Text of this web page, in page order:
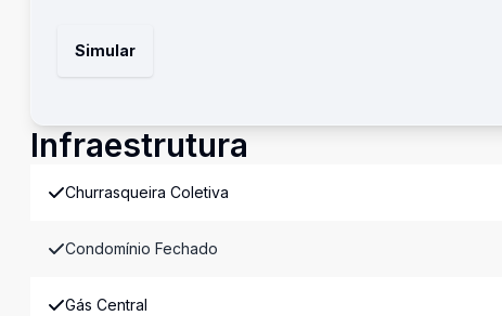
Simular
Infraestrutura
Churrasqueira Coletiva
Condomínio Fechado
Gás Central